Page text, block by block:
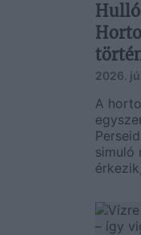
2026.
A
simuló